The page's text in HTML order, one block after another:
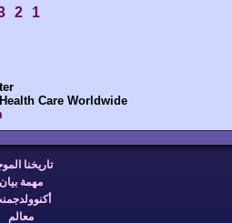
1
2
Care Worldwide
تاريخنا
مهمة بيان
معالم